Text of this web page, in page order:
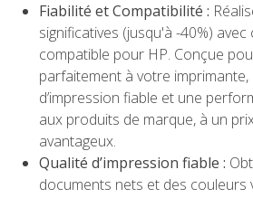
Fiabilité et Compatibilité :
significatives (jusqu'à -40%)
compatible pour HP. Conçue
parfaitement à votre
d’impression fiable et une
aux produits de marque, à un
avantageux.
Qualité d’impression fiable :
documents nets et des couleurs